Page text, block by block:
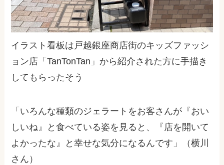
イラスト看板は戸越銀座商店街のキッズファッシ
ョン店「TanTonTan」から紹介された方に手描き
してもらったそう
「いろんな種類のジェラートをお客さんが『おい
しいね』と食べている姿を見ると、『店を開いて
よかったな』と幸せな気分になるんです」（横川
さん）